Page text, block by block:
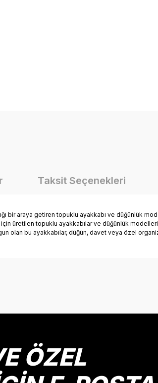
Taksit Seçenekleri
bir araya getiren topuklu ayakkabı ve düğünlük
üretilen topuklu ayakkabılar ve düğünlük
olan bu ayakkabılar, düğün, davet veya özel
ÖZEL